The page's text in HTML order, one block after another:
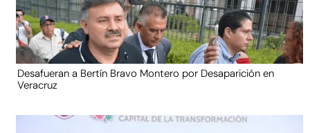
Desafueran a Bertín Bravo Montero por Desaparición en
Veracruz